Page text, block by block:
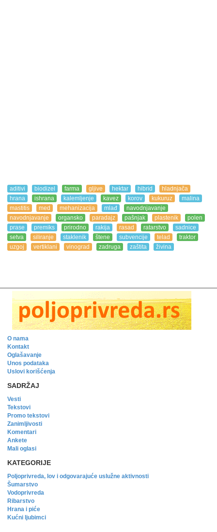
aditivi biodizel farma gljive hektar hibrid
hladnjača
hrana
ishrana kalemljenje kavez korov kukuruz
malina
mastitis
med mehanizacija mlađ
navodnjavanje
navodnjavanje
organsko paradajz pašnjak plastenik
polen
prase
premiks prirodno rakija rasad ratarstvo
sadnice
setva
siliranje staklenik štene subvencije telad
traktor
uzgoj
vertiklani vinograd zadruga zaštita živina
O nama
Kontakt
Oglašavanje
Unos podataka
Uslovi korišćenja
SADRŽAJ
Vesti
Tekstovi
Promo tekstovi
Zanimljivosti
Komentari
Ankete
Mali oglasi
KATEGORIJE
Poljoprivreda, lov i odgovarajuće uslužne aktivnosti
Šumarstvo
Vodoprivreda
Ribarstvo
Hrana i piće
Kućni ljubimci